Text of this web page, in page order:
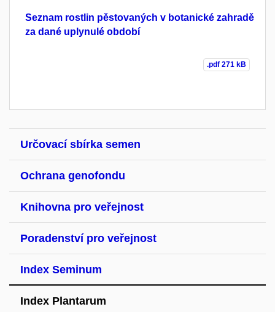
Seznam rostlin pěstovaných v botanické zahradě
za dané uplynulé období
.pdf 271 kB
Určovací sbírka semen
Ochrana genofondu
Knihovna pro veřejnost
Poradenství pro veřejnost
Index Seminum
Index Plantarum